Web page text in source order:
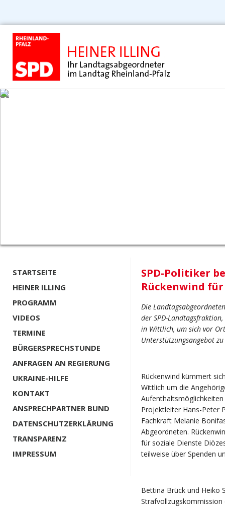
STARTSEITE
HEINER ILLING
PROGRAMM
VIDEOS
TERMINE
BÜRGERSPRECHSTUNDE
ANFRAGEN AN REGIERUNG
UKRAINE-HILFE
KONTAKT
ANSPRECHPARTNER BUND
DATENSCHUTZERKLÄRUNG
TRANSPARENZ
IMPRESSUM
SPD-Politiker
Rückenwind
Die
der SPD-
in Wittlich, um sich vor
Unterstützungsangebot
Rückenwind kümmert
Wittlich um die
Projektleiter Hans-Peter
Fachkraft Melanie
Abgeordneten.
für soziale Dienste
teilweise über Spenden
Bettina Brück und Heiko
Strafvollzugskommission